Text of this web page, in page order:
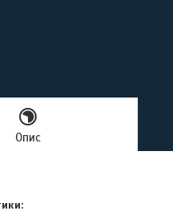
Опис